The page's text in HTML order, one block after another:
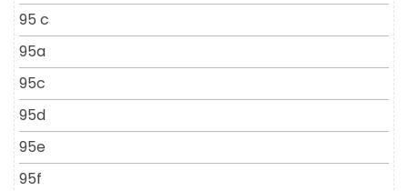
95 c
95a
95c
95d
95e
95f